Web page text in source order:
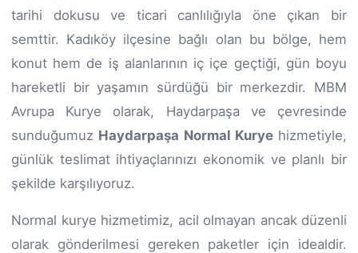
tarihi dokusu ve ticari canlılığıyla öne çıkan bir
semttir. Kadıköy ilçesine bağlı olan bu bölge, hem
konut hem de iş alanlarının iç içe geçtiği, gün boyu
hareketli bir yaşamın sürdüğü bir merkezdir. MBM
Avrupa Kurye olarak, Haydarpaşa ve çevresinde
sunduğumuz Haydarpaşa Normal Kuryehizmetiyle,
günlük teslimat ihtiyaçlarınızı ekonomik ve planlı bir
şekilde karşılıyoruz.
Normal kurye hizmetimiz, acil olmayan ancak düzenli
olarak gönderilmesi gereken paketler için idealdir.